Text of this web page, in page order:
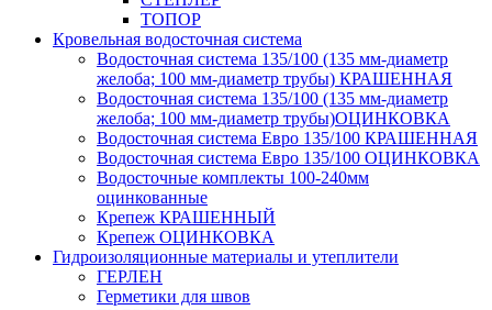
ТОПОР
Кровельная водосточная система
Водосточная система 135/100 (135 мм-диаметр
желоба; 100 мм-диаметр трубы) КРАШЕННАЯ
Водосточная система 135/100 (135 мм-диаметр
желоба; 100 мм-диаметр трубы)ОЦИНКОВКА
Водосточная система Евро 135/100 КРАШЕННАЯ
Водосточная система Евро 135/100 ОЦИНКОВКА
Водосточные комплекты 100-240мм
оцинкованные
Крепеж КРАШЕННЫЙ
Крепеж ОЦИНКОВКА
Гидроизоляционные материалы и утеплители
ГЕРЛЕН
Герметики для швов